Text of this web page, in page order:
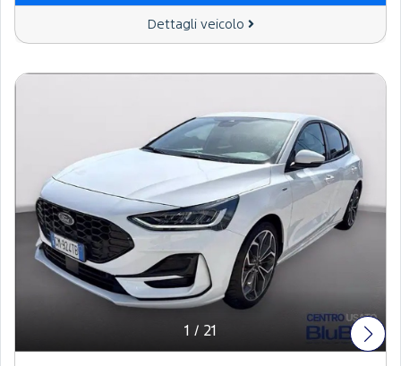
Dettagli veicolo
1 / 21